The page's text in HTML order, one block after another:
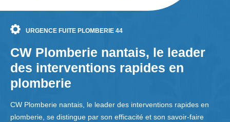
URGENCE FUITE PLOMBERIE 44
CW Plomberie nantais, le leader
des interventions rapides en
plomberie
CW Plomberie nantais, le leader des interventions rapides en
plomberie, se distingue par son efficacité et son savoir-faire